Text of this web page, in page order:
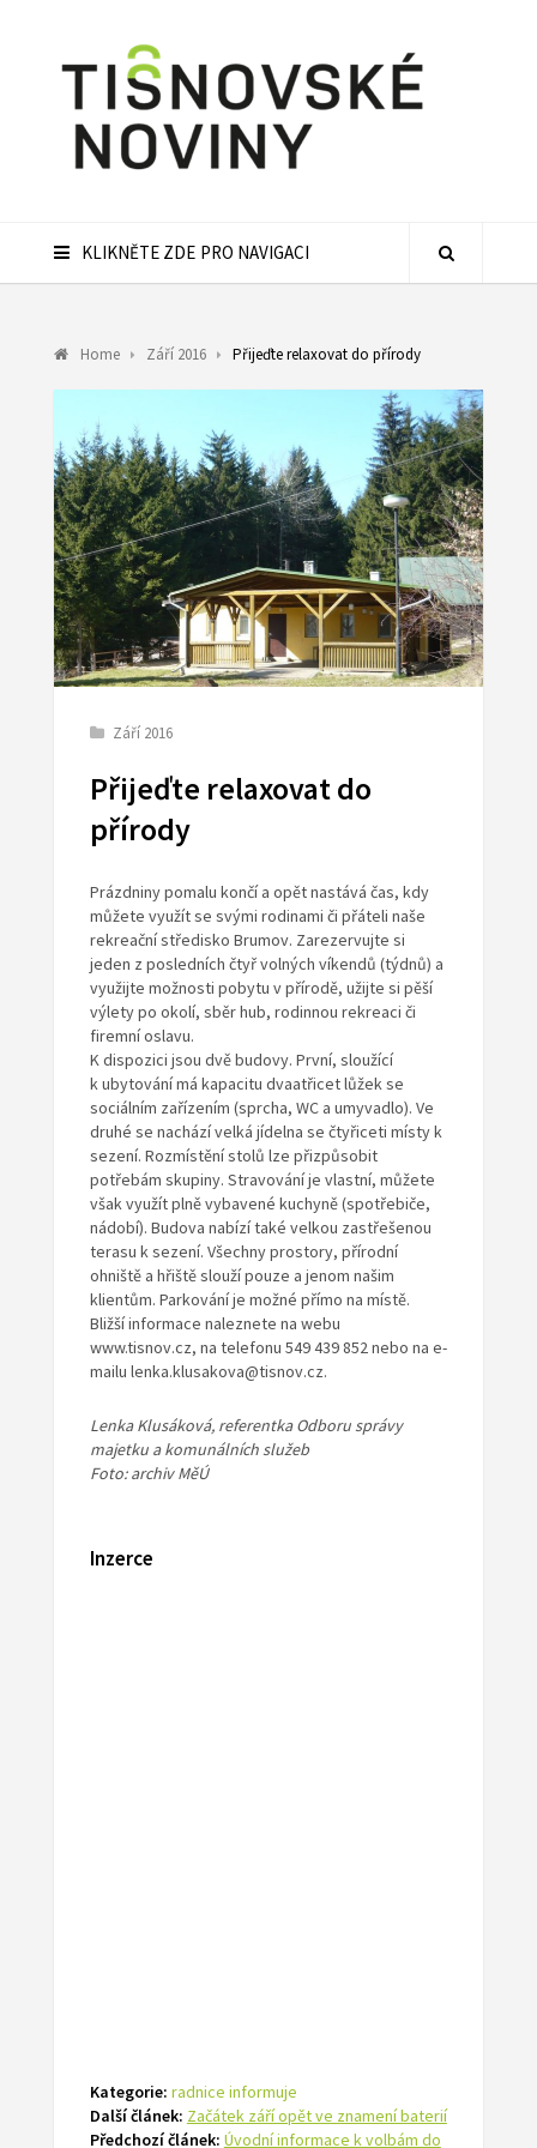
KLIKNĚTE ZDE PRO NAVIGACI
Home Září 2016 Přijeďte relaxovat do přírody
Září 2016
Přijeďte relaxovat do
přírody
Prázdniny pomalu končí a opět nastává čas, kdy
můžete využít se svými rodinami či přáteli naše
rekreační středisko Brumov. Zarezervujte si
jeden z posledních čtyř volných víkendů (týdnů) a
využijte možnosti pobytu v přírodě, užijte si pěší
výlety po okolí, sběr hub, rodinnou rekreaci či
firemní oslavu.
K dispozici jsou dvě budovy. První, sloužící
k ubytování má kapacitu dvaatřicet lůžek se
sociálním zařízením (sprcha, WC a umyvadlo). Ve
druhé se nachází velká jídelna se čtyřiceti místy k
sezení. Rozmístění stolů lze přizpůsobit
potřebám skupiny. Stravování je vlastní, můžete
však využít plně vybavené kuchyně (spotřebiče,
nádobí). Budova nabízí také velkou zastřešenou
terasu k sezení. Všechny prostory, přírodní
ohniště a hřiště slouží pouze a jenom našim
klientům. Parkování je možné přímo na místě.
Bližší informace naleznete na webu
www.tisnov.cz, na telefonu 549 439 852 nebo na e-
mailu lenka.klusakova@tisnov.cz.
Lenka Klusáková, referentka Odboru správy
majetku a komunálních služeb
Foto: archiv MěÚ
Inzerce
Kategorie: radnice informuje
Další článek: Začátek září opět ve znamení baterií
Předchozí článek: Úvodní informace k volbám do